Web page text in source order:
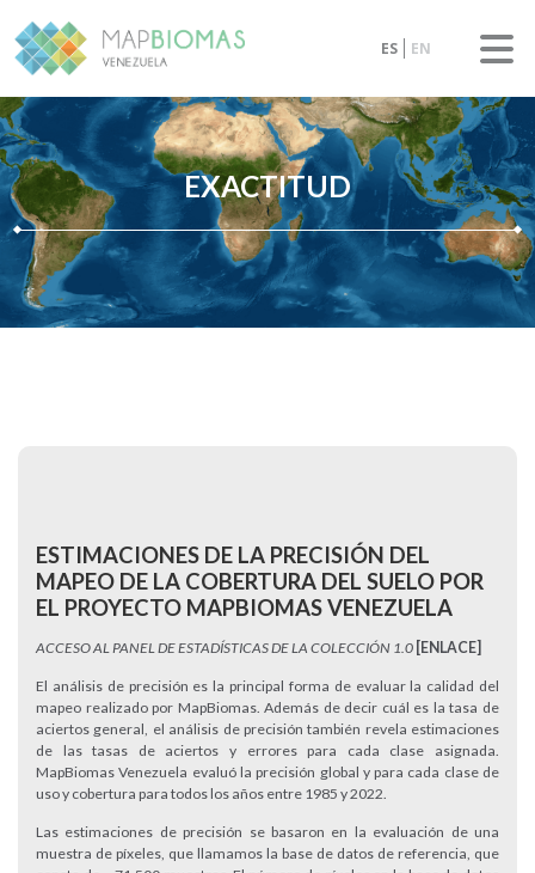
ES EN
EXACTITUD
ESTIMACIONES DE LA PRECISIÓN DEL
MAPEO DE LA COBERTURA DEL SUELO POR
EL PROYECTO MAPBIOMAS VENEZUELA
ACCESO AL PANEL DE ESTADÍSTICAS DE LA COLECCIÓN 1.0 [ENLACE]
El análisis de precisión es la principal forma de evaluar la calidad del
mapeo realizado por MapBiomas. Además de decir cuál es la tasa de
aciertos general, el análisis de precisión también revela estimaciones
de las tasas de aciertos y errores para cada clase asignada.
MapBiomas Venezuela evaluó la precisión global y para cada clase de
uso y cobertura para todos los años entre 1985 y 2022.
Las estimaciones de precisión se basaron en la evaluación de una
muestra de píxeles, que llamamos la base de datos de referencia, que